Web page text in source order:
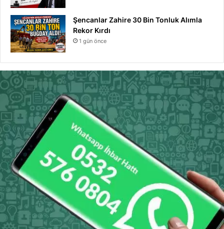
Şencanlar Zahire 30 Bin Tonluk Alımla
Rekor Kırdı
1 gün önce